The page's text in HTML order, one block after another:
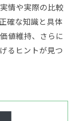
情や実際の比較
確な知識と具体
値維持、さらに
るヒントが見つ